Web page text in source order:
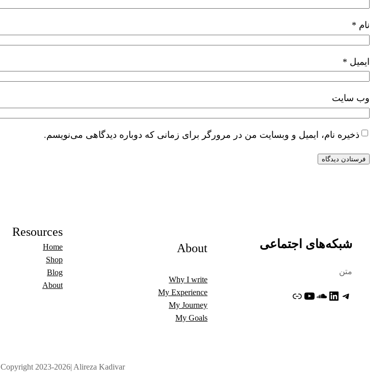
نام *
ایمیل *
وب‌ سایت
ذخیره نام، ایمیل و وبسایت من در مرورگر برای زمانی که دوباره دیدگاهی می‌نویسم.
شبکه‌های اجتماعی
متن
تلگرام لینکداین ساوندکلاود یوتیوبپیوند
About
Why I write
My Experience
My Journey
My Goals
Resources
Home
Shop
Blog
About
Copyright 2023-2026| Alireza Kadivar